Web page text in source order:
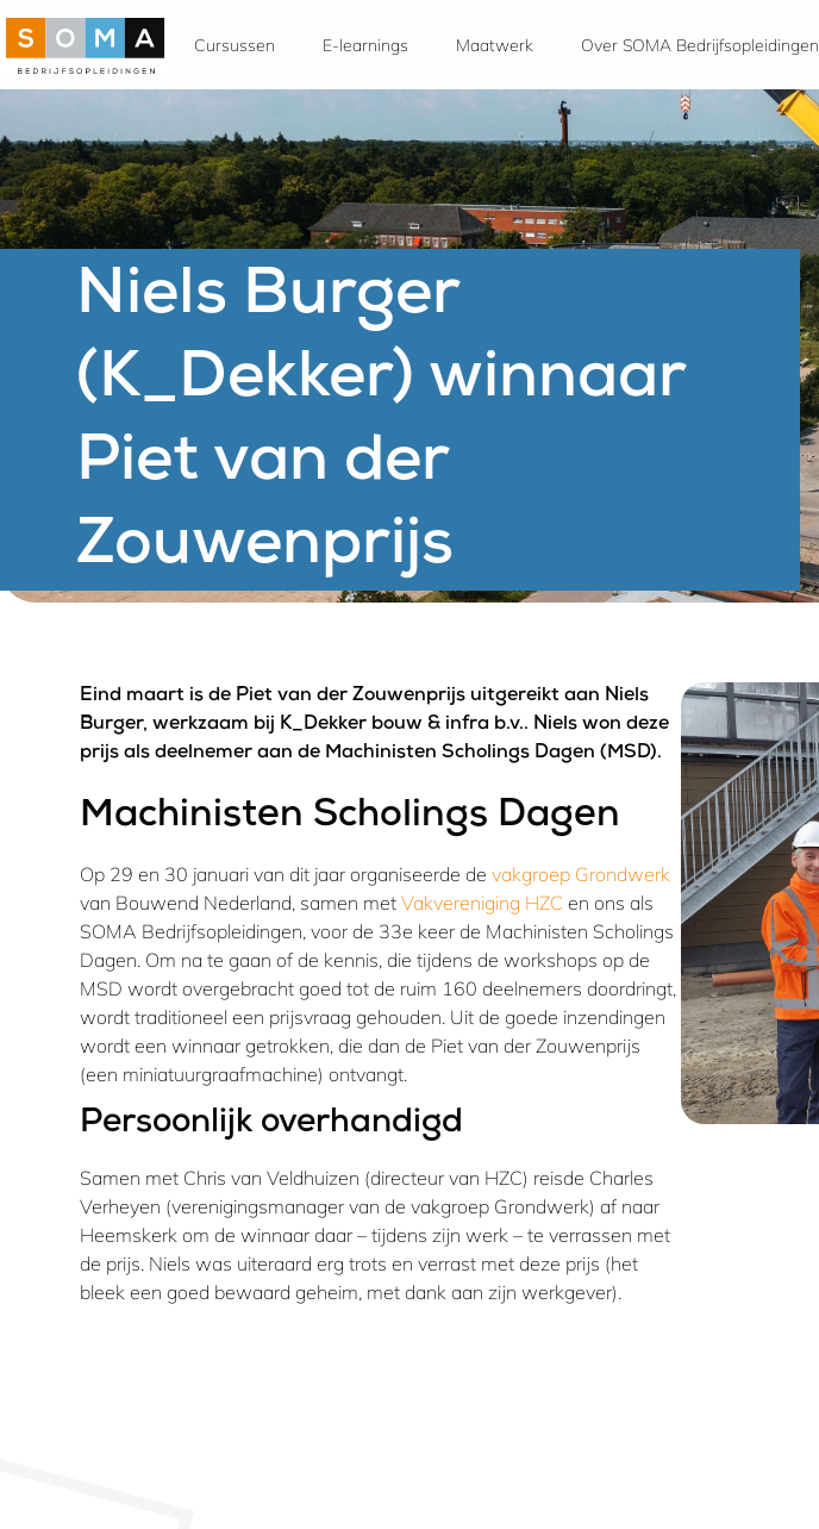
Cursussen E-learnings Maatwerk Over SOMA Bedrijfsopleidingen
Niels Burger
(K_Dekker) winnaar
Piet van der
Zouwenprijs
Eind maart is de Piet van der Zouwenprijs uitgereikt aan Niels
Burger, werkzaam bij K_Dekker bouw & infra b.v.. Niels won deze
prijs als deelnemer aan de Machinisten Scholings Dagen (MSD).
Machinisten Scholings Dagen
Op 29 en 30 januari van dit jaar organiseerde devakgroep Grondwerk
van Bouwend Nederland, samen metVakvereniging HZC en ons als
SOMA Bedrijfsopleidingen, voor de 33e keer de Machinisten Scholings
Dagen. Om na te gaan of de kennis, die tijdens de workshops op de
MSD wordt overgebracht goed tot de ruim 160 deelnemers doordringt,
wordt traditioneel een prijsvraag gehouden. Uit de goede inzendingen
wordt een winnaar getrokken, die dan de Piet van der Zouwenprijs
(een miniatuurgraafmachine) ontvangt.
Persoonlijk overhandigd
Samen met Chris van Veldhuizen (directeur van HZC) reisde Charles
Verheyen (verenigingsmanager van de vakgroep Grondwerk) af naar
Heemskerk om de winnaar daar – tijdens zijn werk – te verrassen met
de prijs. Niels was uiteraard erg trots en verrast met deze prijs (het
bleek een goed bewaard geheim, met dank aan zijn werkgever).